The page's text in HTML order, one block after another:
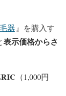
器 』を購入す
表示価格からさ
（1,000円